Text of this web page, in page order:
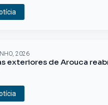
exteriores de Arouca
2026